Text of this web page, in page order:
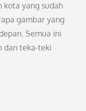
kota yang sudah
gambar yang
Semua ini
dan teka-teki